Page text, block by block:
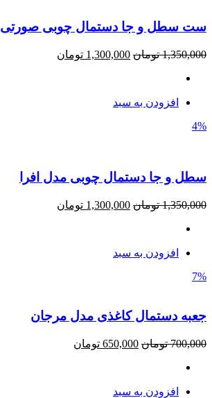
ست سطل و جا دستمال چوبی صورتی
1,350,000 تومان 1,300,000 تومان
افزودن به سبد
4%
سطل و جا دستمال چوبی مدل افرا
1,350,000 تومان 1,300,000 تومان
افزودن به سبد
7%
جعبه دستمال کاغذی مدل مرجان
700,000 تومان 650,000 تومان
افزودن به سبد